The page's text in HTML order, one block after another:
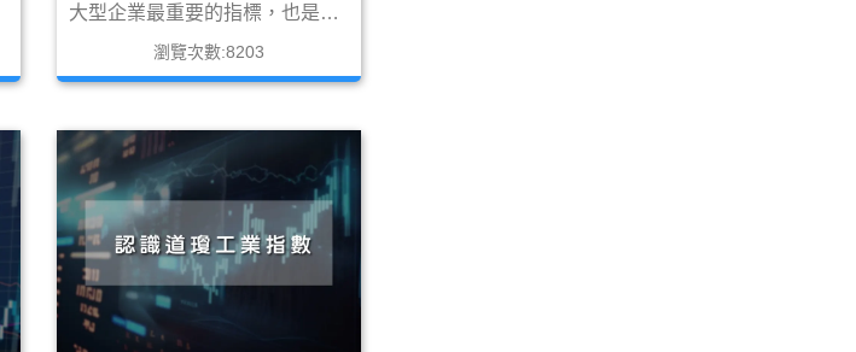
大型企業最重要的指標，也是觀
察美股與全球企業很重要的訊
號，當S&P指數開始走空頭，那
全球的股市與整體美股也不會有
前，一定要先認識S&P指數吧!!
瀏覽次數:8203